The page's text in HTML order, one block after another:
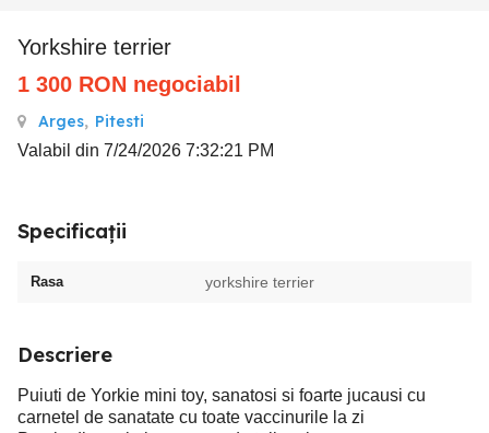
Yorkshire terrier
1 300 RON negociabil
Arges, Pitesti
Valabil din 7/24/2026 7:32:21 PM
Specificații
Rasa yorkshire terrier
Descriere
Puiuti de Yorkie mini toy, sanatosi si foarte jucausi cu
carnetel de sanatate cu toate vaccinurile la zi